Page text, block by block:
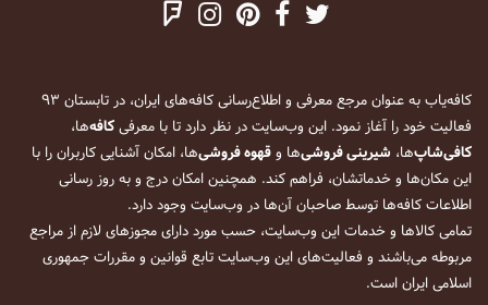
کافه‌یاب به عنوان مرجع معرفی و اطلاع‌رسانی کافه‌های ایران، در تابستان ۹۳
فعالیت خود را آغاز نمود. این وب‌سایت در نظر دارد تا با معرفیکافه‌ها،
کافی‌شاپ‌ها، شیرینی فروشی‌ها وقهوه فروشی‌ها، امکان آشنایی کاربران را با
این مکان‌ها و خدماتشان، فراهم کند. همچنین امکان درج و به روز رسانی
اطلاعات کافه‌ها توسط صاحبان آن‌ها در وب‌سایت وجود دارد.
تمامی کالاها و خدمات این وب‌سایت، حسب مورد دارای مجوزهای لازم از مراجع
مربوطه می‌باشند و فعالیت‌های این وب‌سایت تابع قوانین و مقررات جمهوری
اسلامی ایران است.